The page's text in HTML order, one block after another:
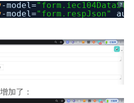
?
-model=
-model="form.respJson"
加了：